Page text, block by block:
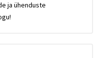
ja ühenduste